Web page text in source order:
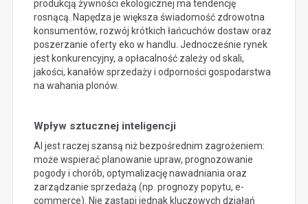
produkcją żywności ekologicznej ma tendencję
rosnącą. Napędza je większa świadomość zdrowotna
konsumentów, rozwój krótkich łańcuchów dostaw oraz
poszerzanie oferty eko w handlu. Jednocześnie rynek
jest konkurencyjny, a opłacalność zależy od skali,
jakości, kanałów sprzedaży i odporności gospodarstwa
na wahania plonów.
Wpływ sztucznej inteligencji
AI jest raczej szansą niż bezpośrednim zagrożeniem:
może wspierać planowanie upraw, prognozowanie
pogody i chorób, optymalizację nawadniania oraz
zarządzanie sprzedażą (np. prognozy popytu, e-
commerce). Nie zastąpi jednak kluczowych działań